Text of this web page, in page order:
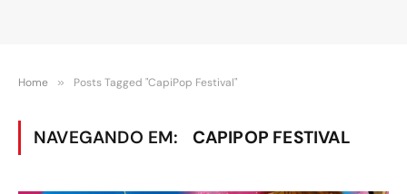
Home » Posts Tagged "CapiPop Festival"
NAVEGANDO EM: CAPIPOP FESTIVAL